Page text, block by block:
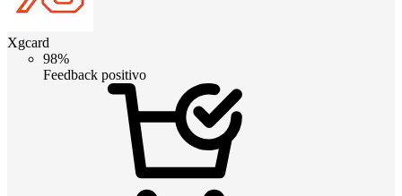
Xgcard
98%
Feedback positivo